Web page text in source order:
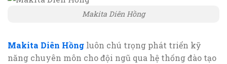
Makita Diên Hồng
Makita Diên Hồng luôn chú trọng phát triển kỹ
năng chuyên môn cho đội ngũ qua hệ thống đào tạo